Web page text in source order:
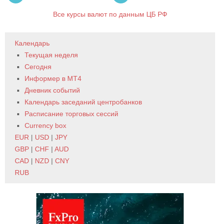
Все курсы валют по данным ЦБ РФ
Календарь
Текущая неделя
Сегодня
Информер в MT4
Дневник событий
Календарь заседаний центробанков
Расписание торговых сессий
Currency box
EUR | USD | JPY
GBP | CHF | AUD
CAD | NZD | CNY
RUB